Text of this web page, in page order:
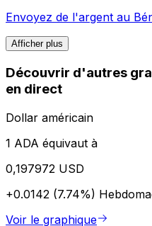
Envoyez de l'argent au
Afficher plus
Découvrir d'autres
en direct
Dollar américain
1 ADA équivaut à
0,197972 USD
+0.0142 (7.74%)
Voir le graphique